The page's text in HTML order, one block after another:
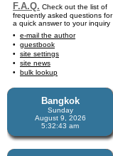
F.A.Q. Check out the list of
frequently asked questions for
a quick answer to your inquiry
e-mail the author
guestbook
site settings
site news
bulk lookup
Bangkok
Sunday
August 9, 2026
5:32:44 am